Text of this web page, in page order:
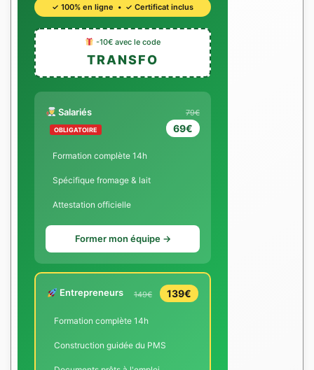
✓ 100% en ligne • ✓ Certificat inclus
-10€ avec le code
TRANSFO
Salariés
OBLIGATOIRE
79€
69€
Formation complète 14h
Spécifique fromage & lait
Attestation officielle
Former mon équipe →
Entrepreneurs 149€ 139€
Formation complète 14h
Construction guidée du PMS